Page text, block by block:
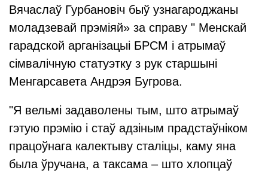
Вячаслаў Гурбановіч быў узнагароджаны
моладзевай прэміяй» за справу " Менскай
гарадской арганізацыі БРСМ і атрымаў
сімвалічную статуэтку з рук старшыні
Менгарсавета Андрэя Бугрова.
"Я вельмі задаволены тым, што атрымаў
гэтую прэмію і стаў адзіным прадстаўніком
працоўнага калектыву сталіцы, каму яна
была ўручана, а таксама – што хлопцаў